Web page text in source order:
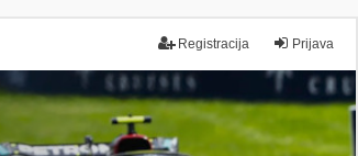
Prijava
Registracija